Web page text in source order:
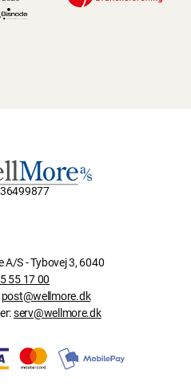
36499877
A/S - Tybovej 3, 6040
55 17 00
post@wellmore.dk
serv@wellmore.dk